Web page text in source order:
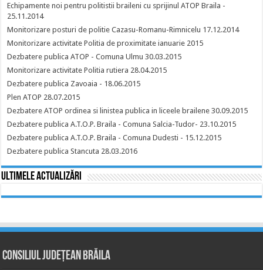
Echipamente noi pentru politistii braileni cu sprijinul ATOP Braila -
25.11.2014
Monitorizare posturi de politie Cazasu-Romanu-Rimnicelu 17.12.2014
Monitorizare activitate Politia de proximitate ianuarie 2015
Dezbatere publica ATOP - Comuna Ulmu 30.03.2015
Monitorizare activitate Politia rutiera 28.04.2015
Dezbatere publica Zavoaia - 18.06.2015
Plen ATOP 28.07.2015
Dezbatere ATOP ordinea si linistea publica in liceele brailene 30.09.2015
Dezbatere publica A.T.O.P. Braila - Comuna Salcia-Tudor- 23.10.2015
Dezbatere publica A.T.O.P. Braila - Comuna Dudesti - 15.12.2015
Dezbatere publica Stancuta 28.03.2016
Ultimele actualizări
Consiliul Județean Brăila